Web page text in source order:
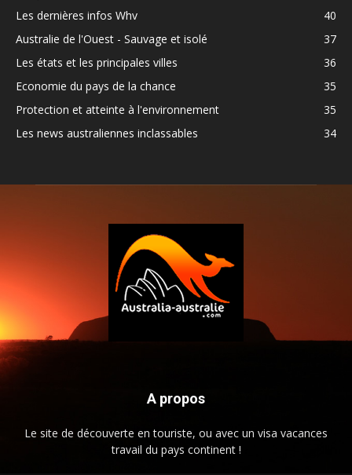
Les dernières infos Whv
40
Australie de l'Ouest - Sauvage et isolé
37
Les états et les principales villes
36
Economie du pays de la chance
35
Protection et atteinte à l'environnement
35
Les news australiennes inclassables
34
A propos
Le site de découverte en touriste, ou avec un visa vacances
travail du pays continent !